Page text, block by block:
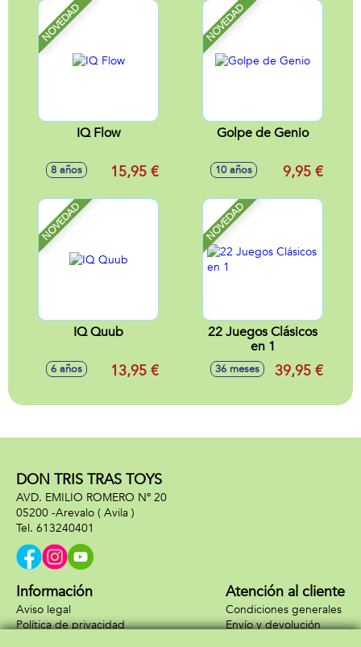
NOVEDAD
IQ Flow
8 años 15,95 €
NOVEDAD
Golpe de Genio
10 años 9,95 €
NOVEDAD
IQ Quub
6 años 13,95 €
NOVEDAD
22 Juegos Clásicos
en 1
36 meses 39,95 €
DON TRIS TRAS TOYS
AVD. EMILIO ROMERO Nº 20
05200 -Arevalo ( Avila )
613240401
Información
Aviso legal
Política de privacidad
Atención al cliente
Condiciones generales
Envío y devolución